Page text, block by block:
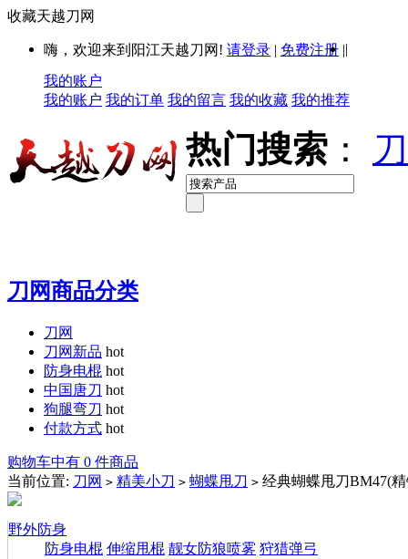
收藏天越刀网
嗨，欢迎来到阳江天越刀网! 请登录 | 免费注册 ||
我的账户
我的账户 我的订单 我的留言 我的收藏 我的推荐
热门搜索 ：
刀网商品分类
刀网
刀网新品 hot
防身电棍 hot
中国唐刀 hot
狗腿弯刀 hot
付款方式 hot
购物车中有 0 件商品
当前位置: 刀网 > 精美小刀 > 蝴蝶甩刀 > 经典蝴蝶甩刀BM47(
野外防身
防身电棍 伸缩甩棍 靓女防狼喷雾 狩猎弹弓